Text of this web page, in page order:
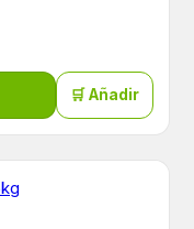
🛒 Añadir